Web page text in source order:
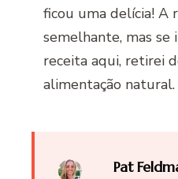
ficou uma delícia! A
semelhante, mas se
receita aqui, retirei
alimentação natural.
Pat